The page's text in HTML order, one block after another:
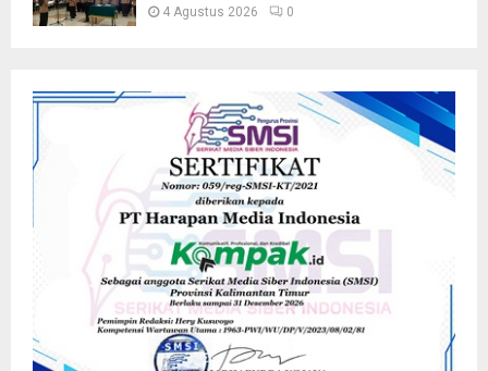
4 Agustus 2026 0